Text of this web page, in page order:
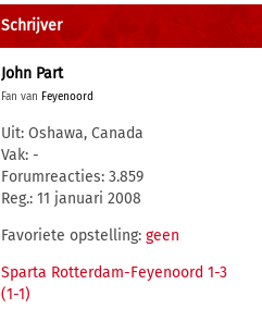
Schrijver
John Part
Fan van Feyenoord
Uit: Oshawa, Canada
Vak: -
Forumreacties: 3.859
Reg.: 11 januari 2008
Favoriete opstelling: geen
Sparta Rotterdam-Feyenoord 1-3
(1-1)